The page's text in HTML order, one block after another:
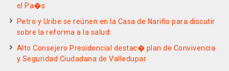
el Pa�s
Petro y Uribe se reúnen en la Casa de Nariño para discutir
sobre la reforma a la salud
Alto Consejero Presidencial destac� plan de Convivencia
y Seguridad Ciudadana de Valledupar